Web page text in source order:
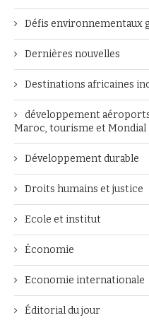
Défis environnementaux
Dernières nouvelles
Destinations africaines
développement
Maroc, tourisme et Mondial
Développement durable
Droits humains et justice
Ecole et institut
Économie
Economie internationale
Éditorial du jour